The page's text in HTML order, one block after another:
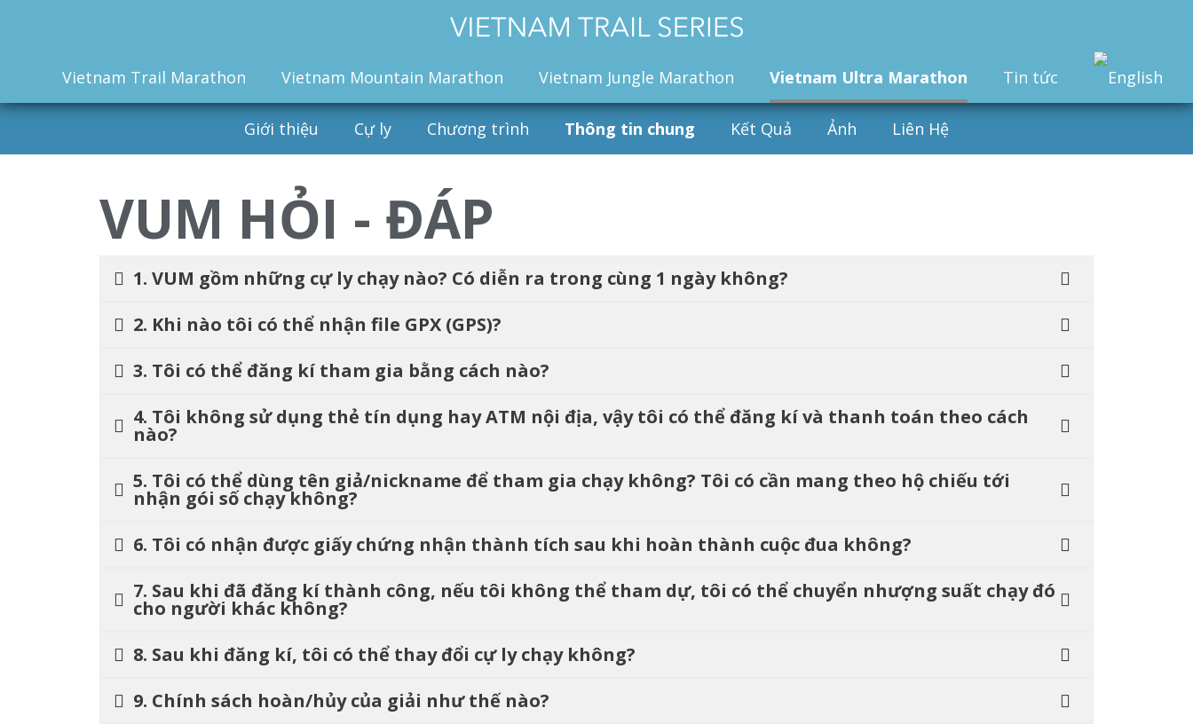
Vietnam Trail Marathon Vietnam Mountain Marathon Vietnam Jungle Marathon Vietnam Ultra Marathon Tin tức
Giới thiệu Cự ly Chương trình Thông tin chung Kết Quả Ảnh Liên Hệ
VUM HỎI - ĐÁP
1. VUM gồm những cự ly chạy nào? Có diễn ra trong cùng 1 ngày không?
2. Khi nào tôi có thể nhận file GPX (GPS)?
3. Tôi có thể đăng kí tham gia bằng cách nào?
4. Tôi không sử dụng thẻ tín dụng hay ATM nội địa, vậy tôi có thể đăng kí và thanh toán theo cách
nào?
5. Tôi có thể dùng tên giả/nickname để tham gia chạy không? Tôi có cần mang theo hộ chiếu tới
nhận gói số chạy không?
6. Tôi có nhận được giấy chứng nhận thành tích sau khi hoàn thành cuộc đua không?
7. Sau khi đã đăng kí thành công, nếu tôi không thể tham dự, tôi có thể chuyển nhượng suất chạy đó
cho người khác không?
8. Sau khi đăng kí, tôi có thể thay đổi cự ly chạy không?
9. Chính sách hoàn/hủy của giải như thế nào?